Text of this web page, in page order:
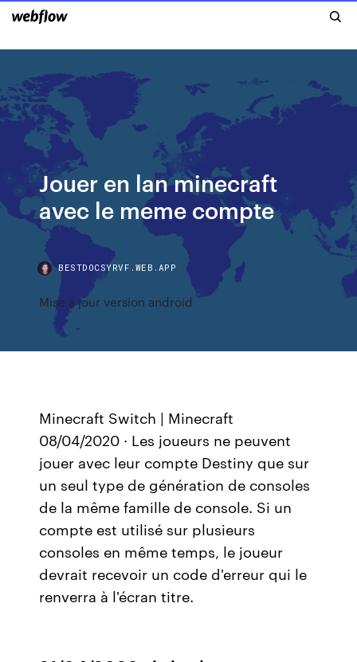
Jouer en lan minecraft
avec le meme compte
BESTDOCSYRVF.WEB.APP
Mise à jour version android
Minecraft Switch | Minecraft
08/04/2020 · Les joueurs ne peuvent
jouer avec leur compte Destiny que sur
un seul type de génération de consoles
de la même famille de console. Si un
compte est utilisé sur plusieurs
consoles en même temps, le joueur
devrait recevoir un code d'erreur qui le
renverra à l'écran titre.